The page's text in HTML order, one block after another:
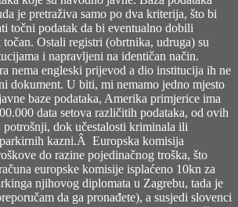
je pretraživa samo po dva kriterija, što bi
točni podatak da bi eventualno dobili
Ostali registri (obrtnika, udruga) su
i napravljeni na identičan način.
nema engleski prijevod a dio institucija ih ne
dokument. U biti, mi nemamo jedno mjesto
baze podataka, Amerika primjerice ima
data setova različitih podataka, od ovih
dok učestalosti kriminala ili
kazni.Â Europska komisija
do razine pojedinačnog troška, što
europske komisije isplaćeno 10kn za
njihovog diplomata u Zagrebu, tada je
da ga pronađete), a susjedi slovenci